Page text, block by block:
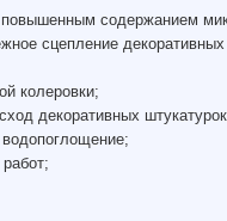
содержанием
сцепление
колеровки;
декоративных